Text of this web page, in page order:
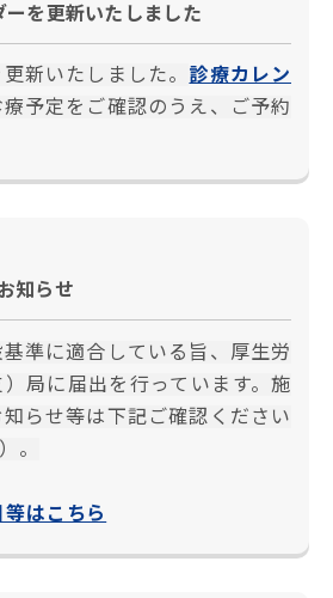
を更新いたしました
新いたしました。 診療カレン
予定をご確認のうえ、ご予約
知らせ
準に適合している旨、厚生労
局に届出を行っています。施
らせ等は下記ご確認ください
。
はこちら